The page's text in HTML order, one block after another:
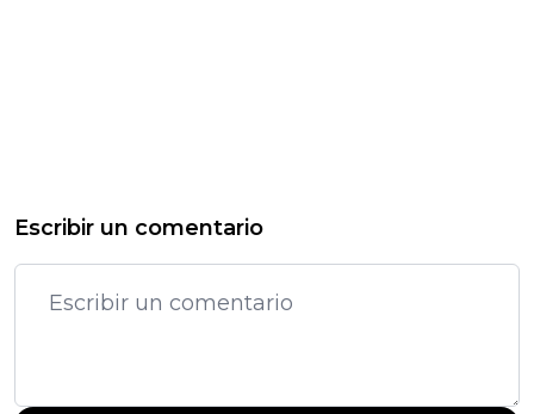
Escribir un comentario